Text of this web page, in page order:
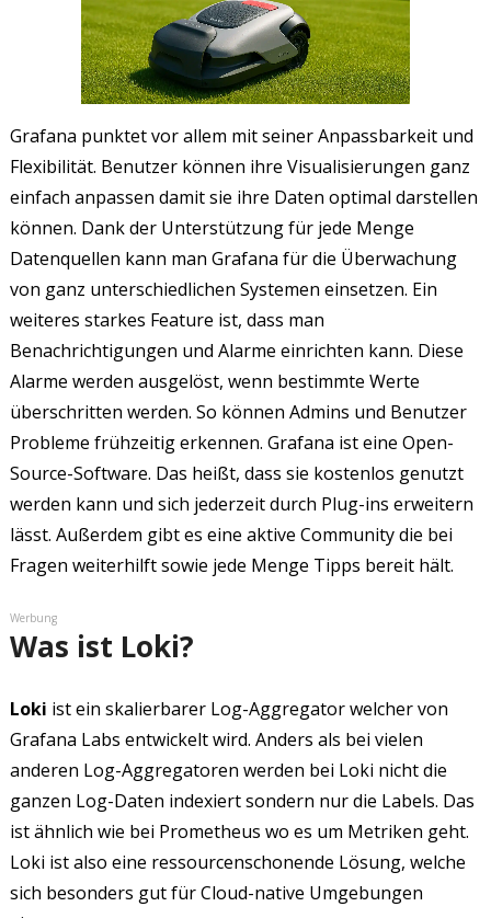
Grafana punktet vor allem mit seiner Anpassbarkeit und
Flexibilität. Benutzer können ihre Visualisierungen ganz
einfach anpassen damit sie ihre Daten optimal darstellen
können. Dank der Unterstützung für jede Menge
Datenquellen kann man Grafana für die Überwachung
von ganz unterschiedlichen Systemen einsetzen. Ein
weiteres starkes Feature ist, dass man
Benachrichtigungen und Alarme einrichten kann. Diese
Alarme werden ausgelöst, wenn bestimmte Werte
überschritten werden. So können Admins und Benutzer
Probleme frühzeitig erkennen. Grafana ist eine Open-
Source-Software. Das heißt, dass sie kostenlos genutzt
werden kann und sich jederzeit durch Plug-ins erweitern
lässt. Außerdem gibt es eine aktive Community die bei
Fragen weiterhilft sowie jede Menge Tipps bereit hält.
Werbung
Was ist Loki?
Loki ist ein skalierbarer Log-Aggregator welcher von
Grafana Labs entwickelt wird. Anders als bei vielen
anderen Log-Aggregatoren werden bei Loki nicht die
ganzen Log-Daten indexiert sondern nur die Labels. Das
ist ähnlich wie bei Prometheus wo es um Metriken geht.
Loki ist also eine ressourcenschonende Lösung, welche
sich besonders gut für Cloud-native Umgebungen